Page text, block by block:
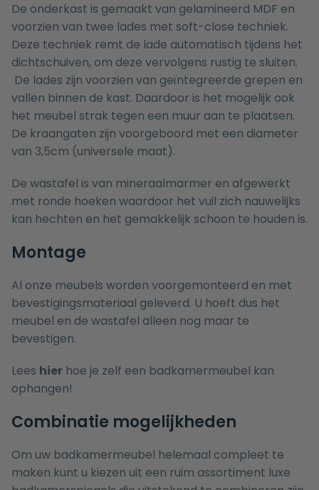
De onderkast is gemaakt van gelamineerd MDF en
voorzien van twee lades met soft-close techniek.
Deze techniek remt de lade automatisch tijdens het
dichtschuiven, om deze vervolgens rustig te sluiten.
De lades zijn voorzien van geïntegreerde grepen en
vallen binnen de kast. Daardoor is het mogelijk ook
het meubel strak tegen een muur aan te plaatsen.
De kraangaten zijn voorgeboord met een diameter
van 3,5cm (universele maat).
De wastafel is van mineraalmarmer en afgewerkt
met ronde hoeken waardoor het vuil zich nauwelijks
kan hechten en het gemakkelijk schoon te houden is.
Montage
Al onze meubels worden voorgemonteerd en met
bevestigingsmateriaal geleverd. U hoeft dus het
meubel en de wastafel alleen nog maar te
bevestigen.
Lees hier hoe je zelf een badkamermeubel kan
ophangen!
Combinatie mogelijkheden
Om uw badkamermeubel helemaal compleet te
maken kunt u kiezen uit een ruim assortiment luxe